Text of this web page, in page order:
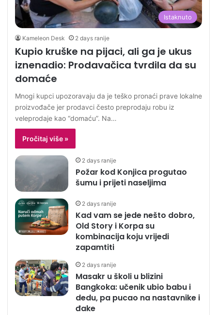
Istaknuto
Kameleon Desk 2 days ranije
Kupio kruške na pijaci, ali ga je ukus
iznenadio: Prodavačica tvrdila da su
domaće
Mnogi kupci upozoravaju da je teško pronaći prave lokalne
proizvođače jer prodavci često preprodaju robu iz
veleprodaje kao “domaću”. Na…
Pročitaj više »
2 days ranije
Požar kod Konjica progutao
šumu i prijeti naseljima
2 days ranije
Kad vam se jede nešto dobro,
Old Story i Korpa su
kombinacija koju vrijedi
zapamtiti
2 days ranije
Masakr u školi u blizini
Bangkoka: učenik ubio babu i
dedu, pa pucao na nastavnike i
đake